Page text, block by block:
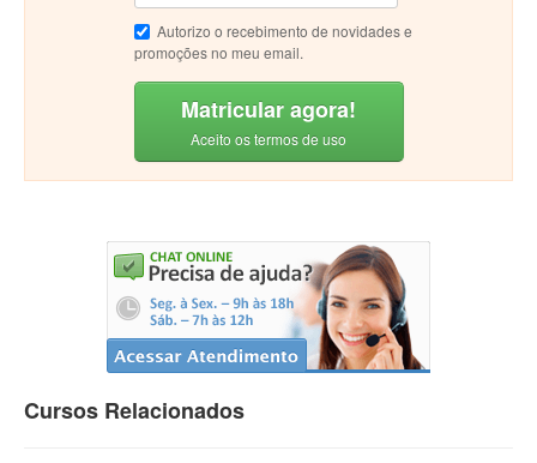
Autorizo o recebimento de novidades e
promoções no meu email.
Matricular agora!
Aceito os termos de uso
Cursos Relacionados